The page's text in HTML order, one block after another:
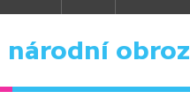
národní